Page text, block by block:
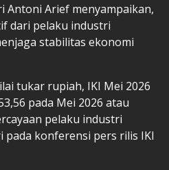
Antoni Arief menyampaikan,
dari pelaku industri
stabilitas ekonomi
tukar rupiah, IKI Mei 2026
pada Mei 2026 atau
pelaku industri
pada konferensi pers rilis IKI